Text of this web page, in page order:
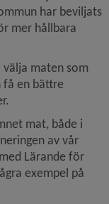
har beviljats
mer hållbara
maten som
få en bättre
mat, både i
av vår
Lärande för
exempel på